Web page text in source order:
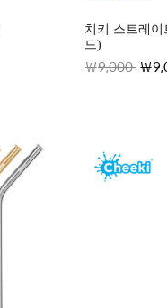
치키 스트레
드)
9,000